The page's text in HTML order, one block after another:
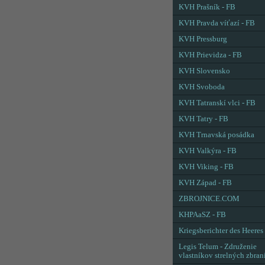
KVH Prašník - FB
KVH Pravda víťazí - FB
KVH Pressburg
KVH Prievidza - FB
KVH Slovensko
KVH Svoboda
KVH Tatranskí vlci - FB
KVH Tatry - FB
KVH Trnavská posádka
KVH Valkýra - FB
KVH Viking - FB
KVH Západ - FB
ZBROJNICE.COM
KHPAaSZ - FB
Kriegsberichter des Heeres
Legis Telum - Združenie
vlastníkov strelných